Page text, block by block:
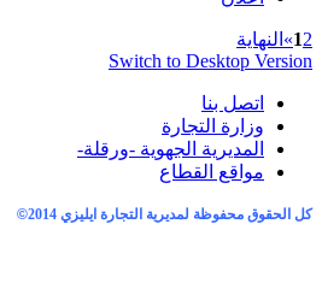
Switch to
بنا
التجارة
الجهوية -ورقلة-
القطاع
لمديرية التجارة ايليزي 2014 ©